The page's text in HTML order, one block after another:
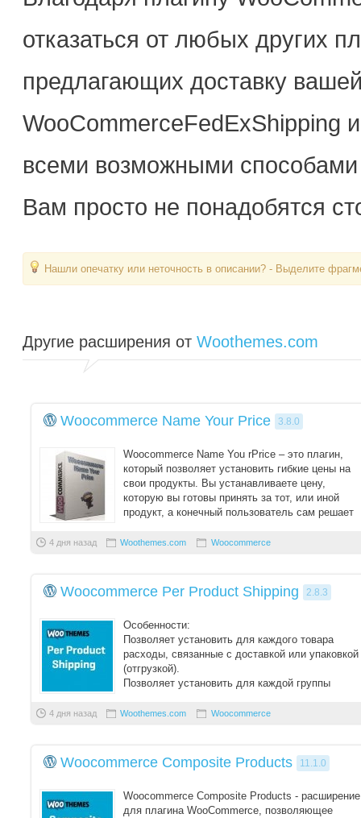
отказаться от любых других
предлагающих доставку
WooCommerceFedExShipping
всеми возможными способами
Вам просто не понадобятся
Нашли опечатку или неточность в описании? - Выделите
Другие расширения от Woothemes.com
Woocommerce Name Your Price 3.8.0
Woocommerce Name You rPrice – это плагин,
который позволяет установить гибкие цены на
свои продукты. Вы устанавливаете цену,
которую вы готовы принять за тот, или иной
продукт, а конечный пользователь сам решает
4 дня назад Woothemes.com Woocommerce
Woocommerce Per Product Shipping 2.8.3
Особенности:
Позволяет установить для каждого товара
расходы, связанные с доставкой или упаковкой
(отгрузкой).
Позволяет установить для каждой группы
упаковко ...
4 дня назад Woothemes.com Woocommerce
Woocommerce Composite Products 11.1.0
Woocommerce Composite Products - расширение
для плагина WooCommerce, позволяющее